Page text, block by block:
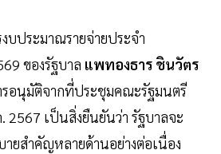
บประมาณรายจ่ายประจำ
ของรัฐบาล แพทองธาร ชินวัตร
อนุมัติจากที่ประชุมคณะรัฐมนตรี
2567 เป็นสิ่งยืนยันว่า รัฐบาลจะ
ยสำคัญหลายด้านอย่างต่อเนื่อง